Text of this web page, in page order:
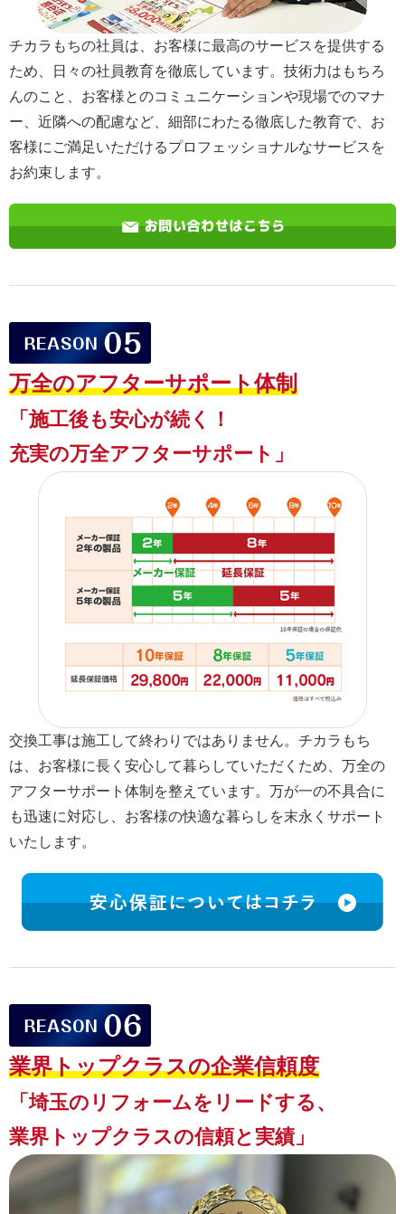
チカラもちの社員は、お客様に最高のサービスを提供する
ため、日々の社員教育を徹底しています。技術力はもちろ
んのこと、お客様とのコミュニケーションや現場でのマナ
ー、近隣への配慮など、細部にわたる徹底した教育で、お
客様にご満足いただけるプロフェッショナルなサービスを
お約束します。
万全のアフターサポート体制
「施工後も安心が続く！
充実の万全アフターサポート」
交換工事は施工して終わりではありません。チカラもち
は、お客様に長く安心して暮らしていただくため、万全の
アフターサポート体制を整えています。万が一の不具合に
も迅速に対応し、お客様の快適な暮らしを末永くサポート
いたします。
業界トップクラスの企業信頼度
「埼玉のリフォームをリードする、
業界トップクラスの信頼と実績」